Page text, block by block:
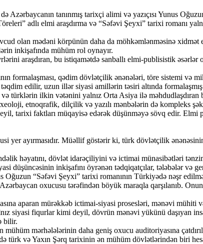
tanınmış tarixçi alimi və yazıçısı Yunus
adlı elmi araşdırma və “Səfəvi Şeyxi” tarixi romanı
olan mədəni körpünün daha da möhkəmlənməsinə
inkişafında mühüm rol oynayır.
araşdıran, bu istiqamətdə sanballı elmi-publisistik
formalaşması, qədim dövlətçilik ənənələri, töre sistemi və
edilir, uzun illər siyasi amillərin təsiri altında
türklərin ilkin vətənini yalnız Orta Asiya ilə
etnoqrafik, dilçilik və yazılı mənbələrin də kompleks
tarixi faktları müqayisə edərək düşünməyə sövq edir. Elmi
yer ayırmasıdır. Müəllif göstərir ki, türk dövlətçilik
həyatını, dövlət idarəçiliyini və ictimai münasibətləri
inkişafını öyrənən tədqiqatçılar, tələbələr və
“Səfəvi Şeyxi” tarixi romanının Türkiyədə nəşr
Azərbaycan oxucusu tərəfindən böyük maraqla qarşılanıb.
aparan mürəkkəb ictimai-siyasi prosesləri, mənəvi mühiti
siyasi fiqurlar kimi deyil, dövrün mənəvi yükünü daşıyan
bilir.
mərhələlərinin daha geniş oxucu auditoriyasına
və Yaxın Şərq tarixinin ən mühüm dövlətlərindən biri